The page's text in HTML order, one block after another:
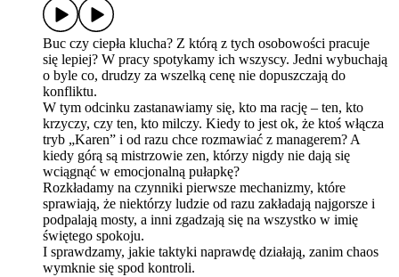
Buc czy ciepła klucha? Z którą z tych osobowości pracuje
się lepiej? W pracy spotykamy ich wszyscy. Jedni wybuchają
o byle co, drudzy za wszelką cenę nie dopuszczają do
konfliktu.
W tym odcinku zastanawiamy się, kto ma rację – ten, kto
krzyczy, czy ten, kto milczy. Kiedy to jest ok, że ktoś włącza
tryb „Karen” i od razu chce rozmawiać z managerem? A
kiedy górą są mistrzowie zen, którzy nigdy nie dają się
wciągnąć w emocjonalną pułapkę?
Rozkładamy na czynniki pierwsze mechanizmy, które
sprawiają, że niektórzy ludzie od razu zakładają najgorsze i
podpalają mosty, a inni zgadzają się na wszystko w imię
świętego spokoju.
I sprawdzamy, jakie taktyki naprawdę działają, zanim chaos
wymknie się spod kontroli.